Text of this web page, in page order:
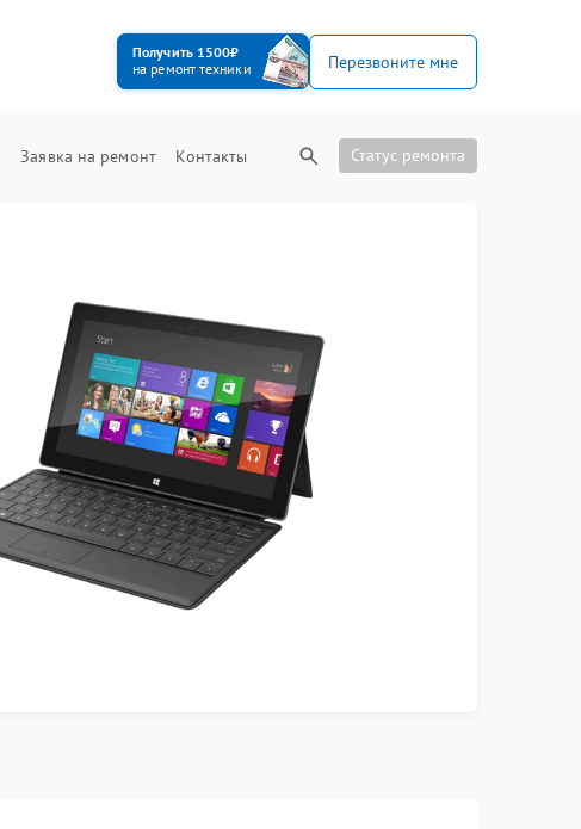
Получить 1500₽
на ремонт техники
Перезвоните мне
Заявка на ремонт Контакты Статус ремонта